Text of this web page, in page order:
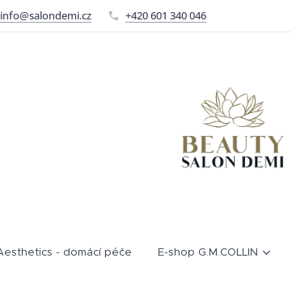
info@salondemi.cz +420 601 340 046
- domácí péče E-shop G.M.COLLIN